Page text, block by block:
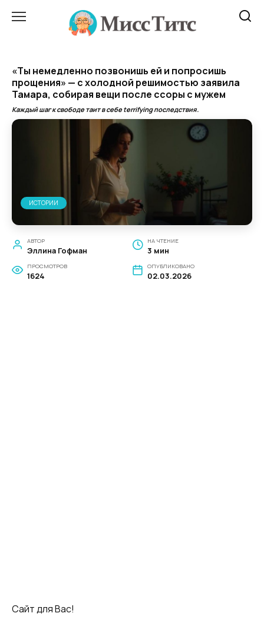
«Ты немедленно позвонишь ей и попросишь
прощения» — с холодной решимостью заявила
Тамара, собирая вещи после ссоры с мужем
Каждый шаг к свободе таит в себе terrifying последствия.
ИСТОРИИ
АВТОР
Эллина Гофман
НА ЧТЕНИЕ
3 мин
ПРОСМОТРОВ
1624
ОПУБЛИКОВАНО
02.03.2026
Сайт для Вас!